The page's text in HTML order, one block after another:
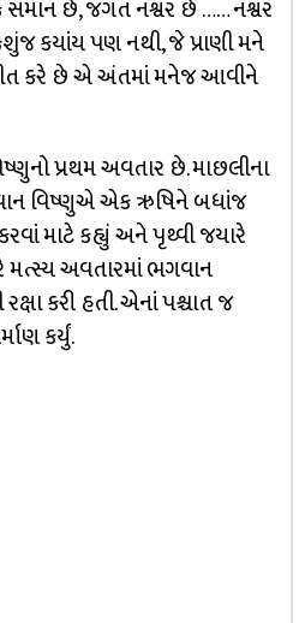
છે, જગત નશ્વર છે …… નશ્વર
કયાંય પણ નથી, જે પ્રાણી મને
કરે છે એ અંતમાં મનેજ આવીને
પ્રથમ અવતાર છે. માછલીના
વિષ્ણુએ એક ઋષિને બધાંજ
માટે કહ્યું અને પૃથ્વી જયારે
મત્સ્ય અવતારમાં ભગવાન
કરી હતી. એનાં પશ્ચાત જ
કર્યું.